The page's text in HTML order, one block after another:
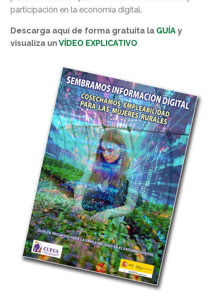
participación en la economía digital.
Descarga aquí de forma gratuita la GUÍA y
visualiza un VÍDEO EXPLICATIVO